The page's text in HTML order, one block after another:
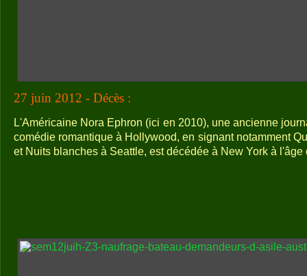
27 juin 2012 - Décès :
L'Américaine Nora Ephron (ici en 2010), une ancienne
comédie romantique à Hollywood, en signant notamment
et Nuits blanches à Seattle, est décédée à New York à l'âge